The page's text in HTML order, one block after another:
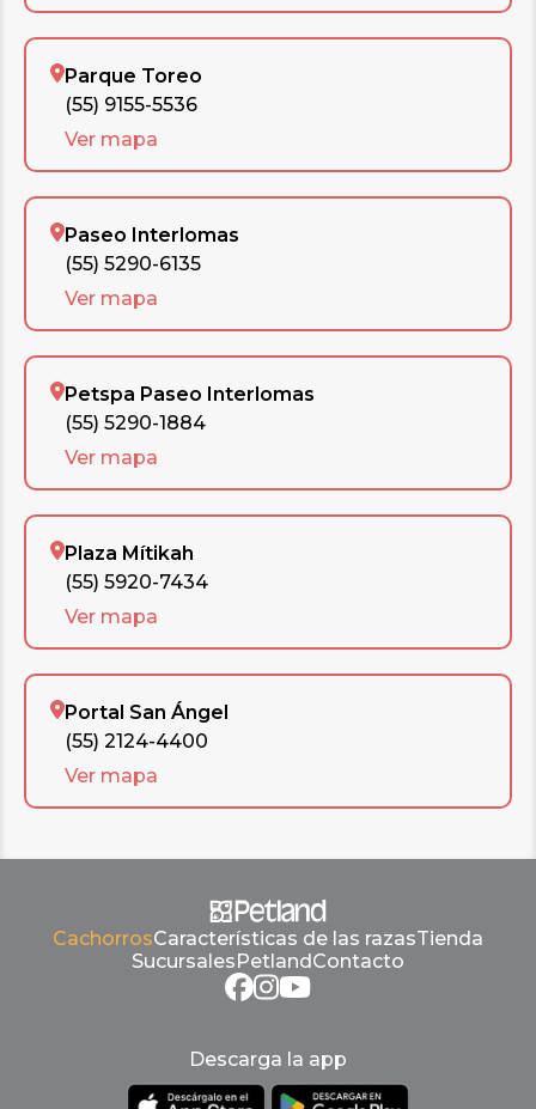
Parque Toreo
(55) 9155-5536
Ver mapa
Paseo Interlomas
(55) 5290-6135
Ver mapa
Petspa Paseo Interlomas
(55) 5290-1884
Ver mapa
Plaza Mítikah
(55) 5920-7434
Ver mapa
Portal San Ángel
(55) 2124-4400
Ver mapa
CachorrosCaracterísticas de las razasTienda
SucursalesPetlandContacto
Descarga la app